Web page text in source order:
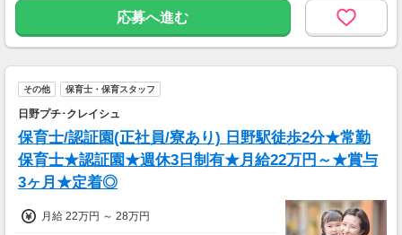
応募へ進む
その他 保育士・保育スタッフ
日野プチ･クレイシュ
保育士/認証園(正社員/寮あり) 日野駅徒歩2分★常勤
保育士★認証園★週休3日制有★月給22万円～★賞与
3ヶ月★定着◎
月給 22万円 ～ 28万円